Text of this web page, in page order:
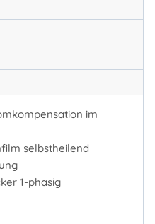
im
selbstheilend
1-phasig